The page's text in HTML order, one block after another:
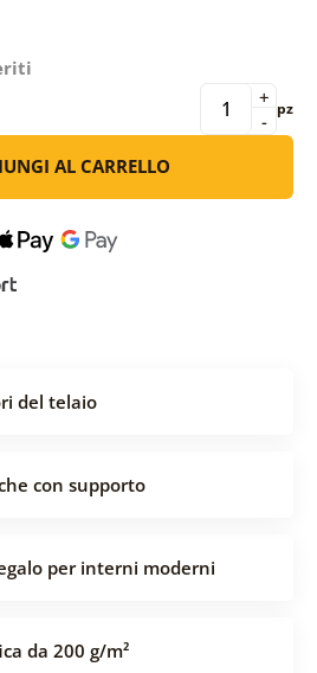
-
+ pz
AL CARRELLO
del telaio
con supporto
per interni moderni
da 200 g/m²